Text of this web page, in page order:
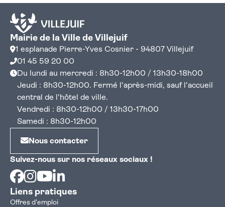
Mairie de la Ville de Villejuif
1 esplanade Pierre-Yves Cosnier - 94807 Villejuif
01 45 59 20 00
Du lundi au mercredi : 8h30-12h00 / 13h30-18h00
Jeudi : 8h30-12h00. Fermé l'après-midi, sauf l'accueil
central de l'hôtel de ville.
Vendredi : 8h30-12h00 / 13h30-17h00
Samedi : 8h30-12h00
Nous contacter
Suivez-nous sur nos réseaux sociaux !
Facebook
Instagram
Youtube
Liens pratiques
Offres d'emploi